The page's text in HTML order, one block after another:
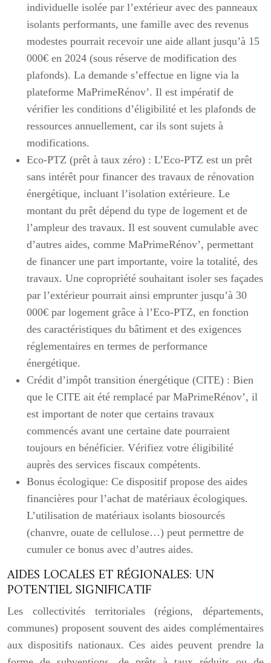
individuelle isolée par l’extérieur avec des panneaux
isolants performants, une famille avec des revenus
modestes pourrait recevoir une aide allant jusqu’à 15
000€ en 2024 (sous réserve de modification des
plafonds). La demande s’effectue en ligne via la
plateforme MaPrimeRénov’. Il est impératif de
vérifier les conditions d’éligibilité et les plafonds de
ressources annuellement, car ils sont sujets à
modifications.
Eco-PTZ (prêt à taux zéro) : L’Eco-PTZ est un prêt
sans intérêt pour financer des travaux de rénovation
énergétique, incluant l’isolation extérieure. Le
montant du prêt dépend du type de logement et de
l’ampleur des travaux. Il est souvent cumulable avec
d’autres aides, comme MaPrimeRénov’, permettant
de financer une part importante, voire la totalité, des
travaux. Une copropriété souhaitant isoler ses façades
par l’extérieur pourrait ainsi emprunter jusqu’à 30
000€ par logement grâce à l’Eco-PTZ, en fonction
des caractéristiques du bâtiment et des exigences
réglementaires en termes de performance
énergétique.
Crédit d’impôt transition énergétique (CITE) : Bien
que le CITE ait été remplacé par MaPrimeRénov’, il
est important de noter que certains travaux
commencés avant une certaine date pourraient
toujours en bénéficier. Vérifiez votre éligibilité
auprès des services fiscaux compétents.
Bonus écologique: Ce dispositif propose des aides
financières pour l’achat de matériaux écologiques.
L’utilisation de matériaux isolants biosourcés
(chanvre, ouate de cellulose…) peut permettre de
cumuler ce bonus avec d’autres aides.
AIDES LOCALES ET RÉGIONALES: UN
POTENTIEL SIGNIFICATIF
Les collectivités territoriales (régions, départements,
communes) proposent souvent des aides complémentaires
aux dispositifs nationaux. Ces aides peuvent prendre la